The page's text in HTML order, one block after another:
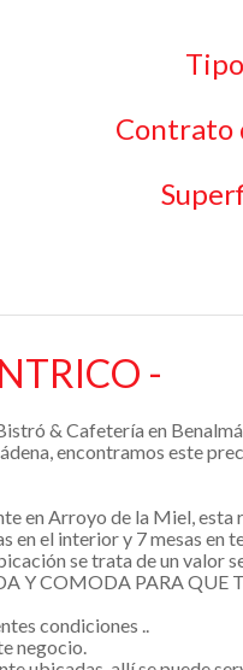
Contrato
-
& Cafetería en
encontramos este
en Arroyo de la Miel,
en el interior y 7 mesas en
se trata de un valor
Y COMODA PARA
condiciones ..
negocio.